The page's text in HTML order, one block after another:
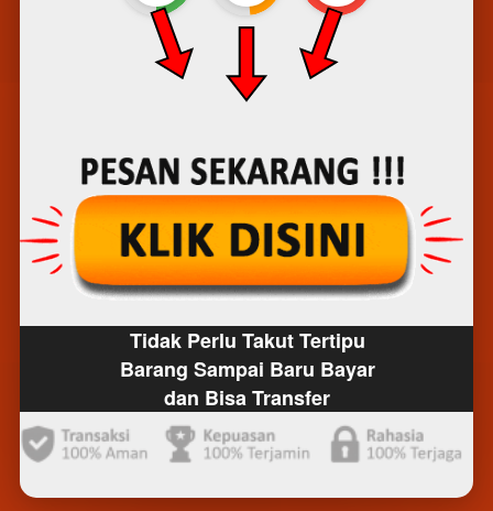
Tidak Perlu Takut Tertipu
Barang Sampai Baru Bayar
dan Bisa Transfer